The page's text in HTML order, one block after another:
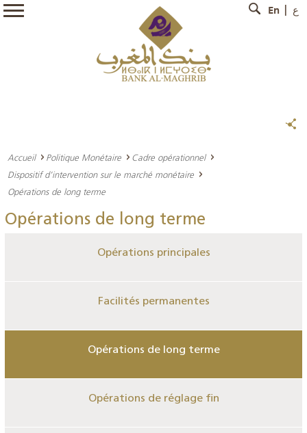
En ع
Accueil Politique Monétaire
Cadre opérationnel
Dispositif d’intervention sur le marché monétaire
Opérations de long terme
Opérations de long terme
Opérations principales
Facilités permanentes
Opérations de long terme
Opérations de réglage fin